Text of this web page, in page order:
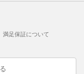
満足保証について